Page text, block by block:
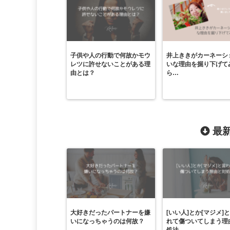
子供や人の行動で何故かモウ
レツに許せないことがある理
由とは？
井上ききがカーネーシ
いな理由を掘り下げて
ら…
最
大好きだったパートナーを嫌
いになっちゃうのは何故？
[いい人]とか[マジメ]
れて傷ついてしまう理